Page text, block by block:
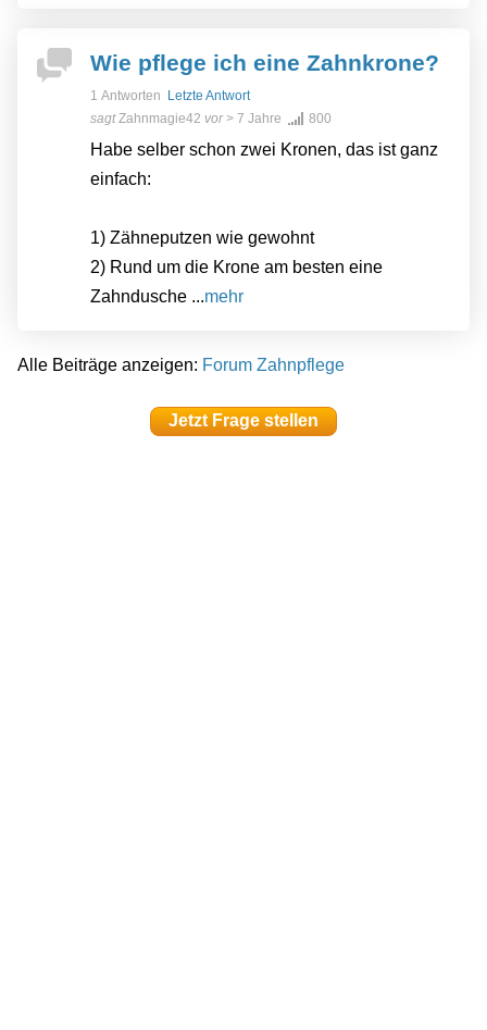
Wie pflege ich eine Zahnkrone?
1 Antworten
Letzte Antwort
sagtZahnmagie42 vor> 7 Jahre 800
Habe selber schon zwei Kronen, das ist ganz
einfach:
1) Zähneputzen wie gewohnt
2) Rund um die Krone am besten eine
Zahndusche ...mehr
Alle Beiträge anzeigen: Forum Zahnpflege
Jetzt Frage stellen